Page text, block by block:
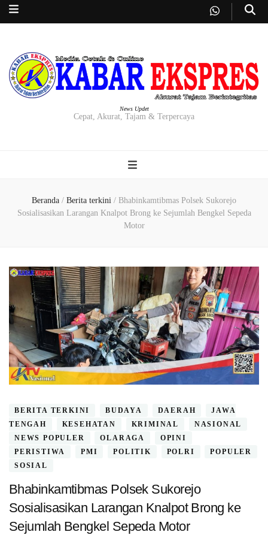
News Updet
Cepat, Akurat, Tajam & Terpercaya
Beranda / Berita terkini / Bhabinkamtibmas Polsek Sukorejo
Sosialisasikan Larangan Knalpot Brong ke Sejumlah Bengkel Sepeda
Motor
BERITA TERKINI BUDAYA DAERAH
JAWA
TENGAH
KESEHATAN KRIMINAL
NASIONAL
NEWS POPULER
OLARAGA
OPINI
PERISTIWA
PMI POLITIK POLRI
POPULER
SOSIAL
Bhabinkamtibmas Polsek Sukorejo
Sosialisasikan Larangan Knalpot Brong ke
Sejumlah Bengkel Sepeda Motor